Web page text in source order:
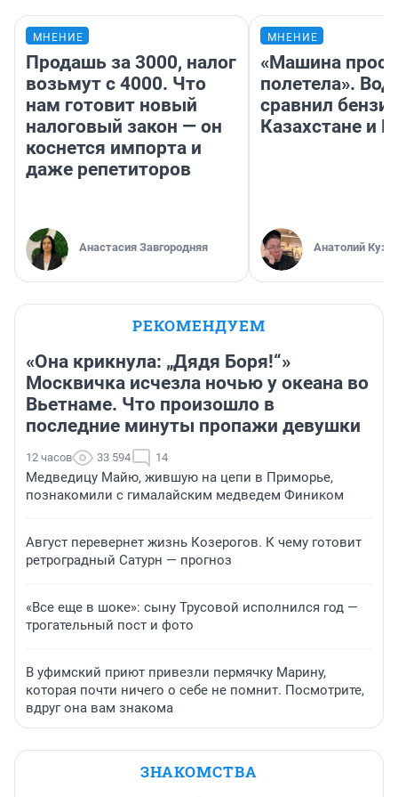
МНЕНИЕ
Продашь за 3000, налог
возьмут с 4000. Что
нам готовит новый
налоговый закон — он
коснется импорта и
даже репетиторов
Анастасия Завгородняя
МНЕНИЕ
«Машина
полетела».
сравнил
Казахстане и
Анатолий
РЕКОМЕНДУЕМ
«Она крикнула: „Дядя Боря!“»
Москвичка исчезла ночью у океана во
Вьетнаме. Что произошло в
последние минуты пропажи девушки
12 часов 33 594 14
Медведицу Майю, жившую на цепи в Приморье,
познакомили с гималайским медведем Фиником
Август перевернет жизнь Козерогов. К чему готовит
ретроградный Сатурн — прогноз
«Все еще в шоке»: сыну Трусовой исполнился год —
трогательный пост и фото
В уфимский приют привезли пермячку Марину,
которая почти ничего о себе не помнит. Посмотрите,
вдруг она вам знакома
ЗНАКОМСТВА